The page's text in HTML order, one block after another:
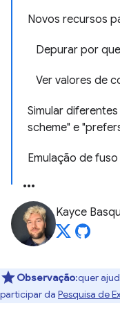
Novos recursos
Depurar por
Ver valores de
Simular
scheme" e
Emulação de
Kayce
Observação:quer
participar da Pesquisa de